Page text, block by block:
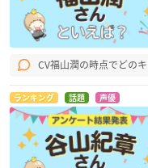
CV福山潤の時点でどの
ランキング 話題 声優